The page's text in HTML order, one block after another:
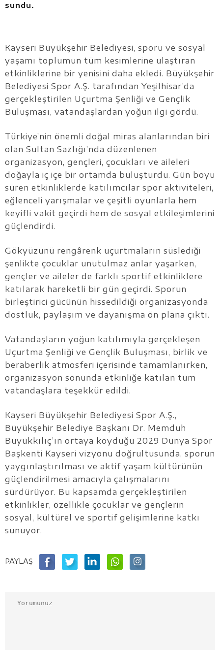
sundu.
Kayseri Büyükşehir Belediyesi, sporu ve sosyal
yaşamı toplumun tüm kesimlerine ulaştıran
etkinliklerine bir yenisini daha ekledi. Büyükşehir
Belediyesi Spor A.Ş. tarafından Yeşilhisar’da
gerçekleştirilen Uçurtma Şenliği ve Gençlik
Buluşması, vatandaşlardan yoğun ilgi gördü.
Türkiye’nin önemli doğal miras alanlarından biri
olan Sultan Sazlığı’nda düzenlenen
organizasyon, gençleri, çocukları ve aileleri
doğayla iç içe bir ortamda buluşturdu. Gün boyu
süren etkinliklerde katılımcılar spor aktiviteleri,
eğlenceli yarışmalar ve çeşitli oyunlarla hem
keyifli vakit geçirdi hem de sosyal etkileşimlerini
güçlendirdi.
Gökyüzünü rengârenk uçurtmaların süslediği
şenlikte çocuklar unutulmaz anlar yaşarken,
gençler ve aileler de farklı sportif etkinliklere
katılarak hareketli bir gün geçirdi. Sporun
birleştirici gücünün hissedildiği organizasyonda
dostluk, paylaşım ve dayanışma ön plana çıktı.
Vatandaşların yoğun katılımıyla gerçekleşen
Uçurtma Şenliği ve Gençlik Buluşması, birlik ve
beraberlik atmosferi içerisinde tamamlanırken,
organizasyon sonunda etkinliğe katılan tüm
vatandaşlara teşekkür edildi.
Kayseri Büyükşehir Belediyesi Spor A.Ş.,
Büyükşehir Belediye Başkanı Dr. Memduh
Büyükkılıç’ın ortaya koyduğu 2029 Dünya Spor
Başkenti Kayseri vizyonu doğrultusunda, sporun
yaygınlaştırılması ve aktif yaşam kültürünün
güçlendirilmesi amacıyla çalışmalarını
sürdürüyor. Bu kapsamda gerçekleştirilen
etkinlikler, özellikle çocuklar ve gençlerin
sosyal, kültürel ve sportif gelişimlerine katkı
sunuyor.
PAYLAŞ